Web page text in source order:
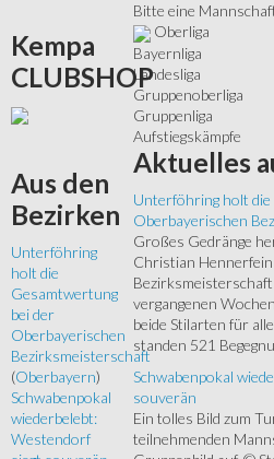
Bitte eine
Oberliga
Bayernliga
Landesliga
Gruppenoberliga
Gruppenliga
Aufstiegskämpfe
Aktuelles
Unterföhring holt
Oberbayerischen
Großes Gedränge
Christian
vergangenen
beide Stilarten für
standen 521
Schwabenpokal
souverän
Ein tolles Bild zum
teilnehmenden
Kempa
CLUBSHOP
Aus den
Bezirken
Unterföhring
holt die
Gesamtwertung
bei der
Oberbayerischen
Bezirksmeisterschaft
(Oberbayern)
Schwabenpokal
wiederbelebt:
Westendorf